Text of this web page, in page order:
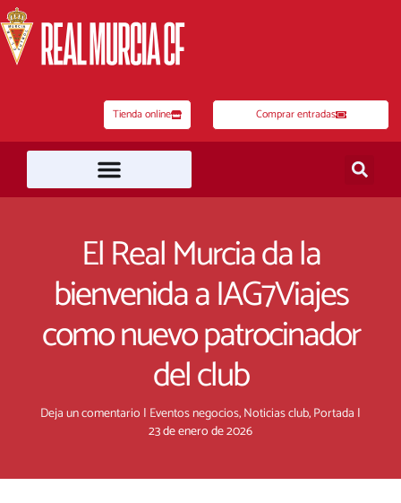
al
contenido
Tienda online Comprar entradas
El Real Murcia da la
bienvenida a IAG7Viajes
como nuevo patrocinador
del club
Deja un comentario | Eventos negocios,Noticias club,Portada |
23 de enero de 2026